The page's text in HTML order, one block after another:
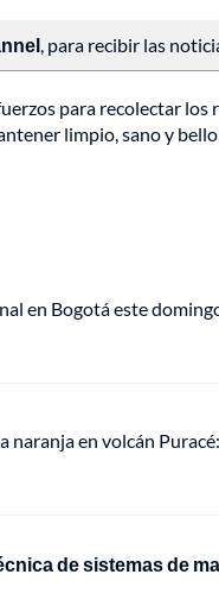
, para recibir las
para recolectar
limpio, sano y
en Bogotá este
naranja en volcán
de sistemas de